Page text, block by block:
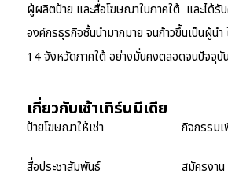
ผู้ผลิตป้าย และสื่อโฆษณาในภาคใต้ และได้รับ
องค์กรธุรกิจชั้นนำมากมาย จนก้าวขึ้นเป็นผู้น
14 จังหวัดภาคใต้ อย่างมั่นคงตลอดจนปัจจุบัน
เกี่ยวกับเซ้าเทิร์นมีเดีย
ป้ายโฆษณาให้เช่า
สื่อประชาสัมพันธ์
กิจกรรม
สมัครงาน